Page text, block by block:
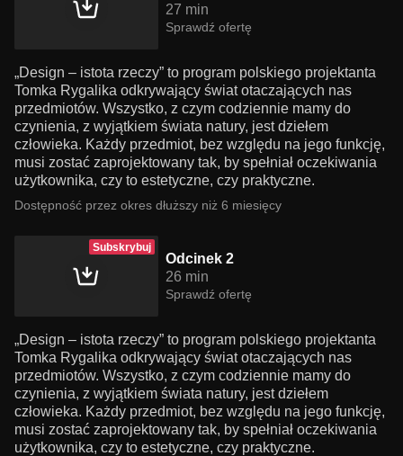
27 min
Sprawdź ofertę
„Design – istota rzeczy” to program polskiego projektanta
Tomka Rygalika odkrywający świat otaczających nas
przedmiotów. Wszystko, z czym codziennie mamy do
czynienia, z wyjątkiem świata natury, jest dziełem
człowieka. Każdy przedmiot, bez względu na jego funkcję,
musi zostać zaprojektowany tak, by spełniał oczekiwania
użytkownika, czy to estetyczne, czy praktyczne.
Dostępność przez okres dłuższy niż 6 miesięcy
Subskrybuj
Odcinek 2
26 min
Sprawdź ofertę
„Design – istota rzeczy” to program polskiego projektanta
Tomka Rygalika odkrywający świat otaczających nas
przedmiotów. Wszystko, z czym codziennie mamy do
czynienia, z wyjątkiem świata natury, jest dziełem
człowieka. Każdy przedmiot, bez względu na jego funkcję,
musi zostać zaprojektowany tak, by spełniał oczekiwania
użytkownika, czy to estetyczne, czy praktyczne.